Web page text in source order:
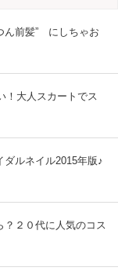
ん前髪” にしちゃお
！大人スカートでス
ルネイル2015年版♪
？２０代に人気のコス